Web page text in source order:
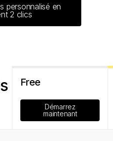
personnalisé en
2 clics
Free
Démarrez
maintenant